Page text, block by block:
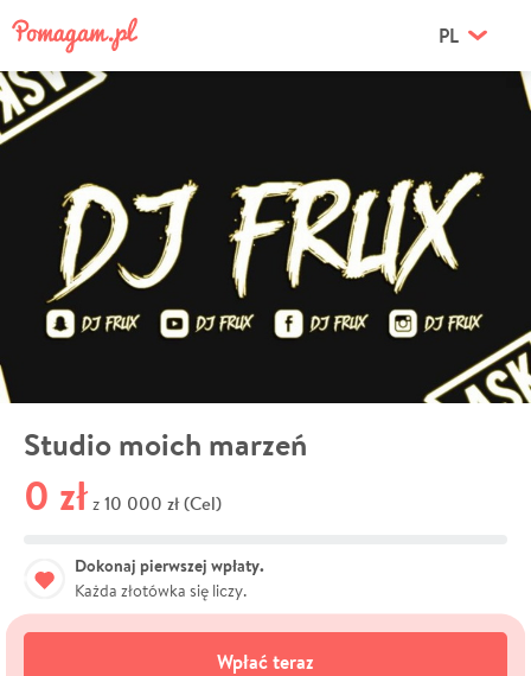
PL
Studio moich marzeń
0 zł z 10 000 zł (Cel)
Dokonaj pierwszej wpłaty.
Każda złotówka się liczy.
Wpłać teraz